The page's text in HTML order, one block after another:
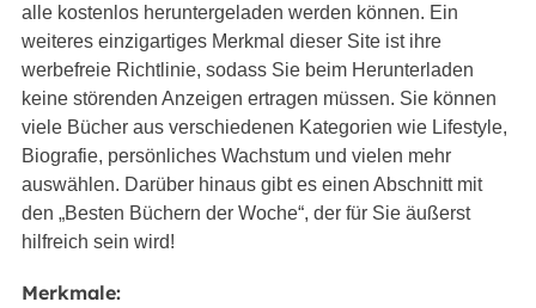
alle kostenlos heruntergeladen werden können. Ein
weiteres einzigartiges Merkmal dieser Site ist ihre
werbefreie Richtlinie, sodass Sie beim Herunterladen
keine störenden Anzeigen ertragen müssen. Sie können
viele Bücher aus verschiedenen Kategorien wie Lifestyle,
Biografie, persönliches Wachstum und vielen mehr
auswählen. Darüber hinaus gibt es einen Abschnitt mit
den „Besten Büchern der Woche“, der für Sie äußerst
hilfreich sein wird!
Merkmale: